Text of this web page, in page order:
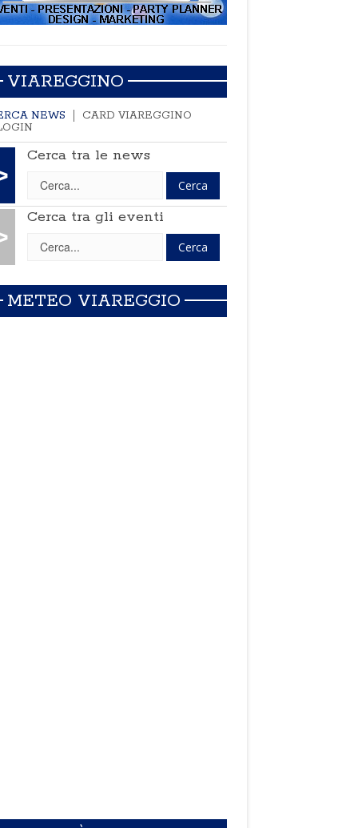
VIAREGGINO
NEWS
CARD VIAREGGINO
Cerca tra le news
Cerca tra gli eventi
METEO VIAREGGIO